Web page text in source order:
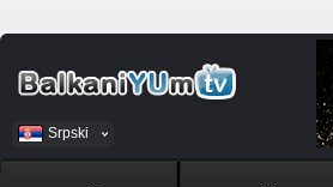
Srpski
BiH